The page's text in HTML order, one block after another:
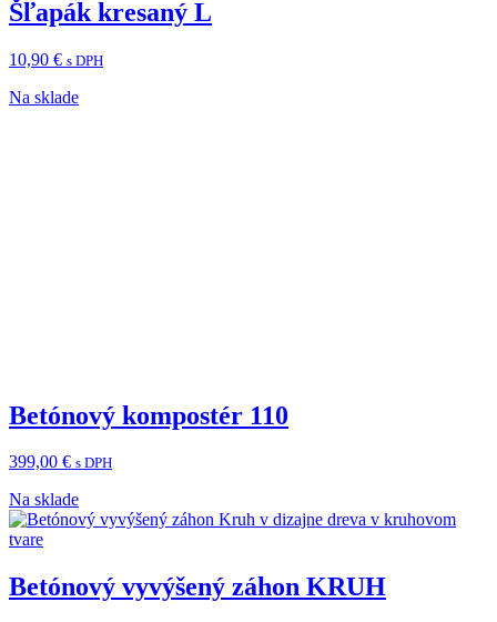
Šľapák kresaný L
10,90€ s DPH
Na sklade
Betónový kompostér 110
399,00€ s DPH
Na sklade
Betónový vyvýšený záhon KRUH